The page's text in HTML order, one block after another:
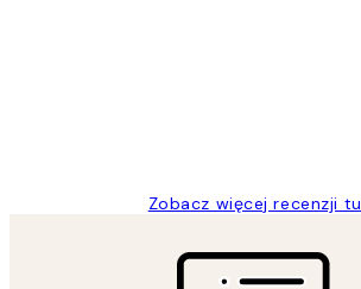
Zobacz więcej recenzji